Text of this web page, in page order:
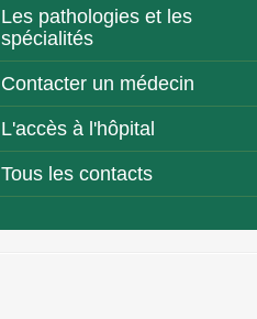
Les pathologies et les
spécialités
Contacter un médecin
L'accès à l'hôpital
Tous les contacts